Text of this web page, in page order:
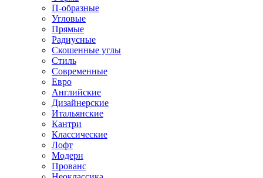
П-образные
Угловые
Прямые
Радиусные
Скошенные углы
Стиль
Современные
Евро
Английские
Дизайнерские
Итальянские
Кантри
Классические
Лофт
Модерн
Прованс